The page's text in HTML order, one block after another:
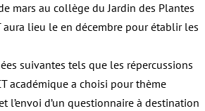
mars au collège du Jardin des Plantes
aura lieu le en décembre pour établir les
suivantes tels que les répercussions
académique a choisi pour thème
l’envoi d’un questionnaire à destination